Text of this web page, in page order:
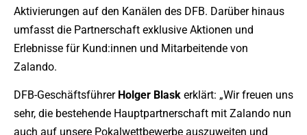
Aktivierungen auf den Kanälen des DFB. Darüber hinaus
umfasst die Partnerschaft exklusive Aktionen und
Erlebnisse für Kund:innen und Mitarbeitende von
Zalando.
DFB-Geschäftsführer Holger Blask erklärt: „Wir freuen uns
sehr, die bestehende Hauptpartnerschaft mit Zalando nun
auch auf unsere Pokalwettbewerbe auszuweiten und